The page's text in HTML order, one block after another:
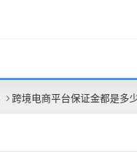
跨境电商平台保证金都是多